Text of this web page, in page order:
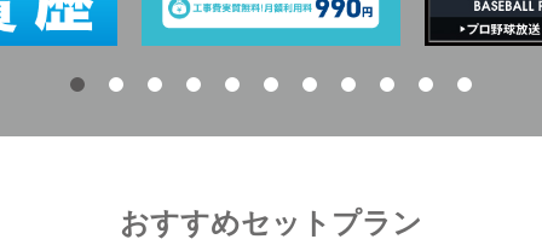
おすすめセットプラン